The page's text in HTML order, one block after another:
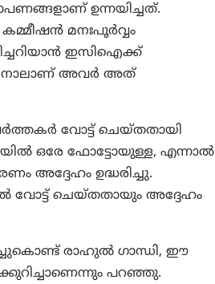
ഉന്നയിച്ചത്.
മനഃപൂർവ്വം
ഇസിഐക്ക്
അവർ അത്
വോട്ട് ചെയ്തതായി
ഒരേ ഫോട്ടോയുള്ള, എന്നാൽ
അദ്ദേഹം ഉദ്ധരിച്ചു.
വോട്ട് ചെയ്തതായും അദ്ദേഹം
രാഹുൽ ഗാന്ധി, ഈ
പറഞ്ഞു.